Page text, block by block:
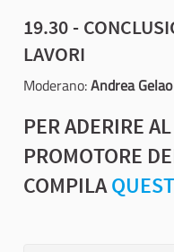
19.30 -
LAVORI
Moderano:Andrea
PER ADERIRE
PROMOTORE
COMPILA